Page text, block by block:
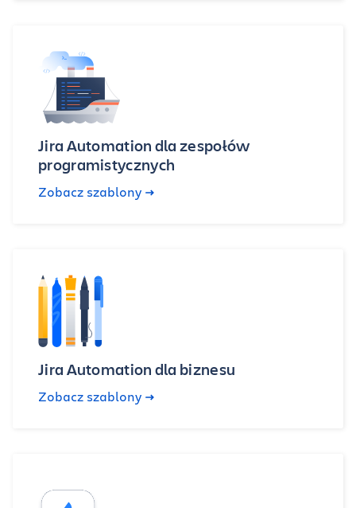
Jira Automation dla zespołów
programistycznych
Zobacz szablony
Jira Automation dla biznesu
Zobacz szablony